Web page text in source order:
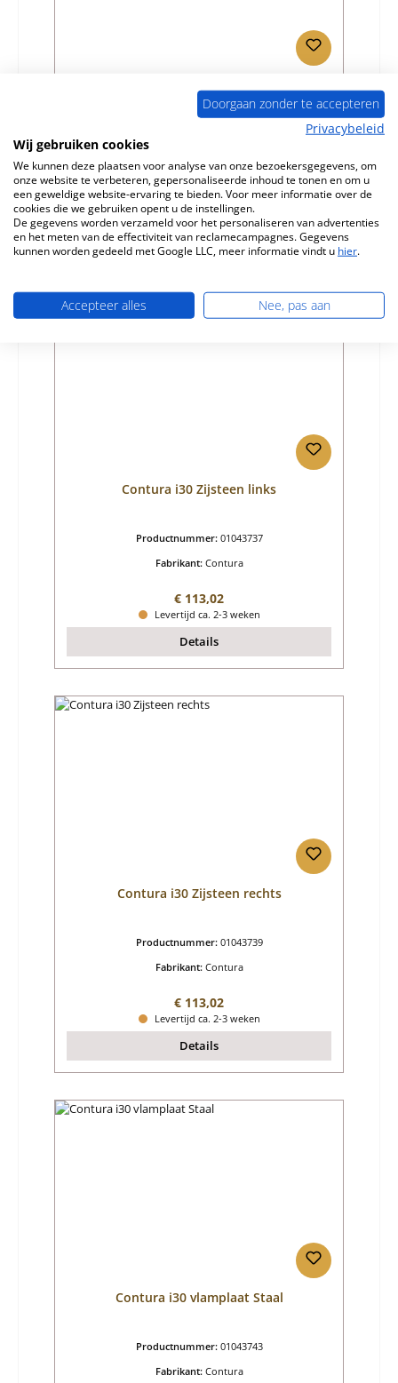
Normale prijs:
€ 113,02
Beschikbaar, levertijd: 4-6 dagen
Details
Contura i30 Zijsteen links
Productnummer: 01043737
Fabrikant: Contura
Normale prijs:
€ 113,02
Levertijd ca. 2-3 weken
Details
Contura i30 Zijsteen rechts
Productnummer: 01043739
Fabrikant: Contura
Normale prijs:
€ 113,02
Levertijd ca. 2-3 weken
Details
Contura i30 vlamplaat Staal
Productnummer: 01043743
Fabrikant: Contura
Doorgaan zonder te accepteren
Privacybeleid
Wij gebruiken cookies
We kunnen deze plaatsen voor analyse van onze bezoekersgegevens, om
onze website te verbeteren, gepersonaliseerde inhoud te tonen en om u
een geweldige website-ervaring te bieden. Voor meer informatie over de
cookies die we gebruiken opent u de instellingen.
De gegevens worden verzameld voor het personaliseren van advertenties
en het meten van de effectiviteit van reclamecampagnes. Gegevens
kunnen worden gedeeld met Google LLC, meer informatie vindt u hier.
Accepteer alles Nee, pas aan